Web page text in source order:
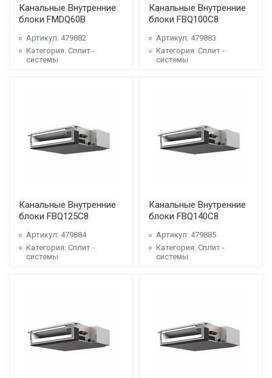
Канальные Внутренние
блоки FMDQ60B
Артикул: 479882
Категория: Сплит -
системы
Канальные Внутренние
блоки FBQ100C8
Артикул: 479883
Категория: Сплит -
системы
Канальные Внутренние
блоки FBQ125C8
Артикул: 479884
Категория: Сплит -
системы
Канальные Внутренние
блоки FBQ140C8
Артикул: 479885
Категория: Сплит -
системы